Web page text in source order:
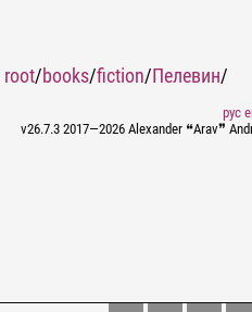
root/books/fiction/ Пелевин/
рус
v26.7.3 2017—2026 Alexander ❝Arav❞